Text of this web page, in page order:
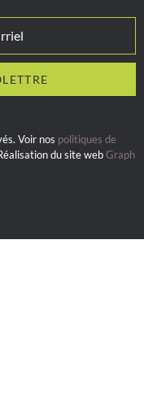
Voir nos politiques de
du site webGraph